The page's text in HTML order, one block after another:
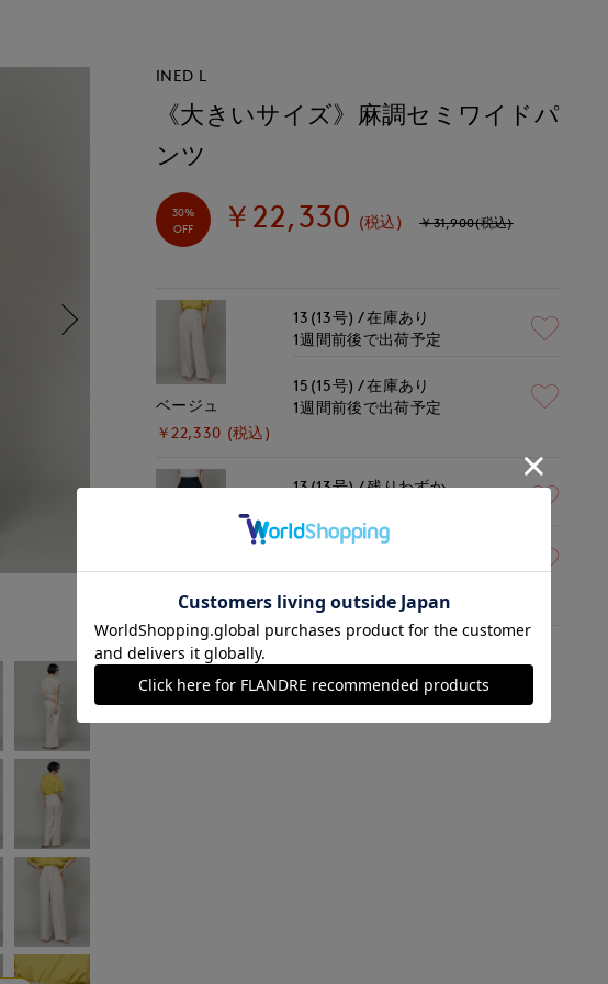
INED L
《大きいサイズ》麻調セミワイドパ
ンツ
30%
OFF
￥22,330 (税込) ￥31,900(税込)
ベージュ
￥22,330 (税込)
13(13号)
在庫あり
1週間前後で出荷予定
15(15号)
在庫あり
1週間前後で出荷予定
ネイビー
￥22,330 (税込)
13(13号)
残りわずか